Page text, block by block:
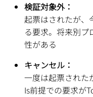
検証対象外：
起票はされたが、
る要求。将来別
性がある
キャンセル：
一度は起票された
Is前提での要求が